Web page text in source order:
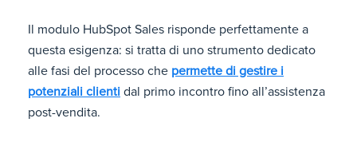
Il modulo HubSpot Sales risponde perfettamente a
questa esigenza: si tratta di uno strumento dedicato
alle fasi del processo che permette di gestire i
potenziali clienti dal primo incontro fino all’assistenza
post-vendita.